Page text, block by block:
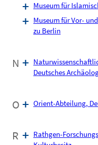
Museum für
Museum für Vor-
zu Berlin
N
Deutsches
O Orient-Abteilung,
R
Rathgen-